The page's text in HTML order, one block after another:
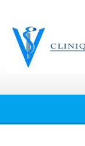
content